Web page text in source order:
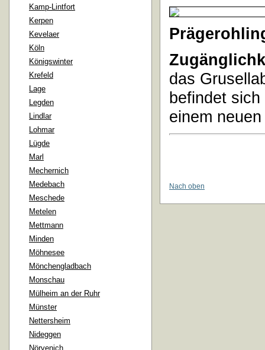
Kamp-Lintfort
Kerpen
Kevelaer
Köln
Königswinter
Krefeld
Lage
Legden
Lindlar
Lohmar
Lügde
Marl
Mechernich
Medebach
Meschede
Metelen
Mettmann
Minden
Möhnesee
Mönchengladbach
Monschau
Mülheim an der Ruhr
Münster
Nettersheim
Nideggen
Nörvenich
das
befindet
einem
Nach oben